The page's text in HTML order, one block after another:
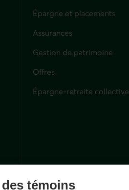
Épargne et placements
Assurances
Gestion de patrimoine
Offres
Épargne-retraite collective
témoins